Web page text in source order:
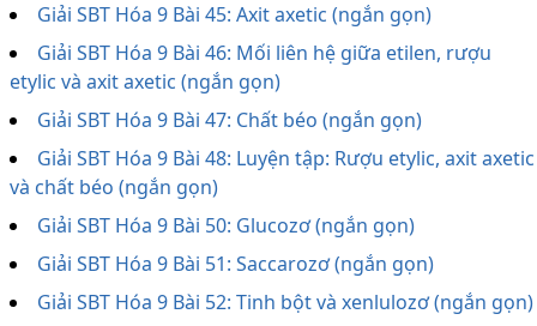
Giải SBT Hóa 9 Bài 45: Axit axetic (ngắn gọn)
Giải SBT Hóa 9 Bài 46: Mối liên hệ giữa etilen, rượu
etylic và axit axetic (ngắn gọn)
Giải SBT Hóa 9 Bài 47: Chất béo (ngắn gọn)
Giải SBT Hóa 9 Bài 48: Luyện tập: Rượu etylic, axit axetic
và chất béo (ngắn gọn)
Giải SBT Hóa 9 Bài 50: Glucozơ (ngắn gọn)
Giải SBT Hóa 9 Bài 51: Saccarozơ (ngắn gọn)
Giải SBT Hóa 9 Bài 52: Tinh bột và xenlulozơ (ngắn gọn)